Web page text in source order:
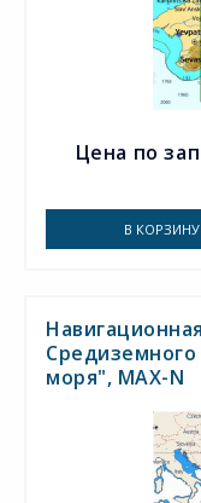
Цена по
В КОРЗИНУ
моря", MAX-N